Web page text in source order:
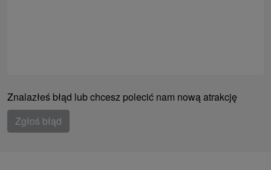
Znalazłeś błąd lub chcesz polecić nam nową atrakcję
Zgłoś błąd